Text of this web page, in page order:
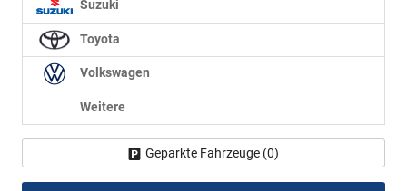
Suzuki
Toyota
Volkswagen
Weitere
Geparkte Fahrzeuge (0)